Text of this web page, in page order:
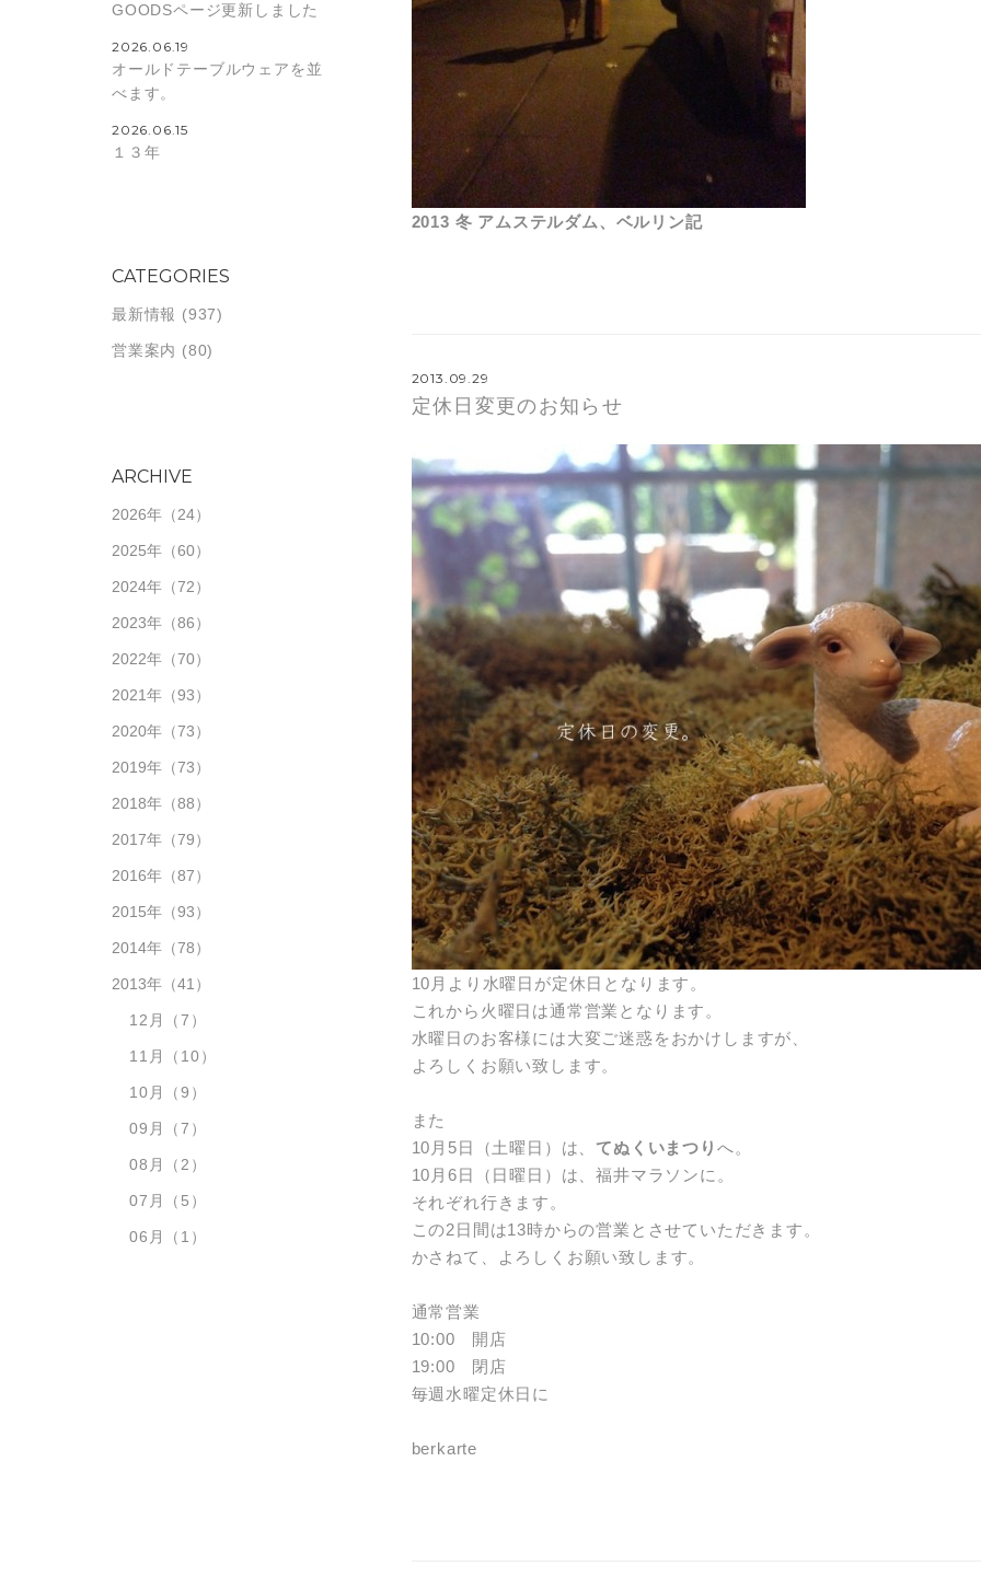
2013 冬 アムステルダム、ベルリン記
2013.09.29
定休日変更のお知らせ
10月より水曜日が定休日となります。
これから火曜日は通常営業となります。
水曜日のお客様には大変ご迷惑をおかけしますが、
よろしくお願い致します。
また
10月5日（土曜日）は、てぬくいまつり へ。
10月6日（日曜日）は、福井マラソンに。
それぞれ行きます。
この2日間は13時からの営業とさせていただきます。
かさねて、よろしくお願い致します。
通常営業
10:00 開店
19:00 閉店
毎週水曜定休日に
berkarte
GOODSページ更新しました
2026.06.19
オールドテーブルウェアを並
べます。
2026.06.15
１３年
CATEGORIES
最新情報 (937)
営業案内 (80)
ARCHIVE
2026年 （24）
2025年 （60）
2024年 （72）
2023年 （86）
2022年 （70）
2021年 （93）
2020年 （73）
2019年 （73）
2018年 （88）
2017年 （79）
2016年 （87）
2015年 （93）
2014年 （78）
2013年 （41）
12月 （7）
11月 （10）
10月 （9）
09月 （7）
08月 （2）
07月 （5）
06月 （1）